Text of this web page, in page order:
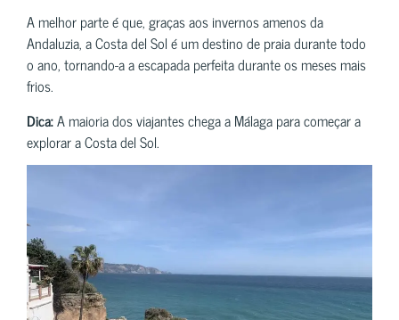
A melhor parte é que, graças aos invernos amenos da
Andaluzia, a Costa del Sol é um destino de praia durante todo
o ano, tornando-a a escapada perfeita durante os meses mais
frios.
Dica:A maioria dos viajantes chega a Málaga para começar a
explorar a Costa del Sol.